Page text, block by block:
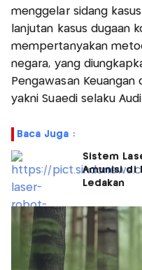
menggelar sidang
lanjutan kasus dugaan
mempertanyakan
negara, yang
Pengawasan Keuangan
yakni Suaedi selaku
Baca Juga :
Sistem
Amunisi di
Ledakan